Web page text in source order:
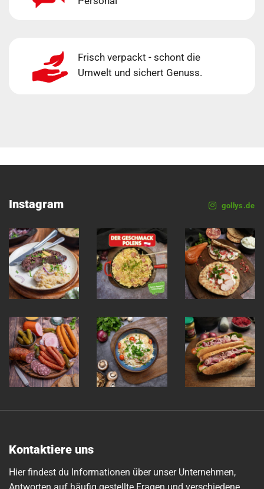
Frisch verpackt - schont die
Umwelt und sichert Genuss.
Instagram gollys.de
Kontaktiere uns
Hier findest du Informationen über unser Unternehmen,